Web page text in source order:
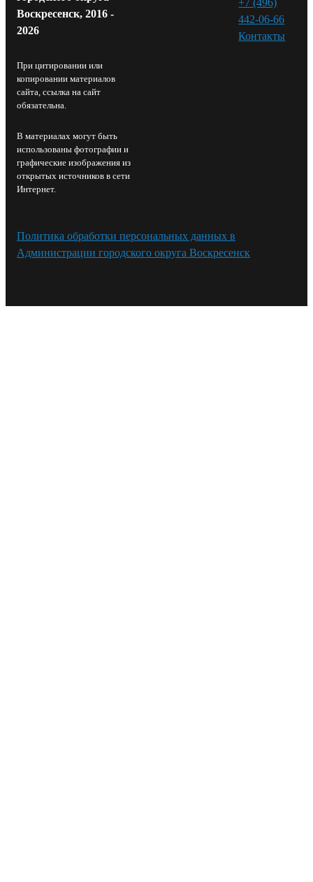
Воскресенск, 2016 -
2026
При цитировании или
копировании материалов
сайта, ссылка на сайт
обязательна.
В материалах могут быть
использованы фотографии и
графические изображения из
открытых источников в сети
Интернет.
442-06-66
Контакты⁠
Политика обработки персональных данных в
Администрации городского округа Воскресенск